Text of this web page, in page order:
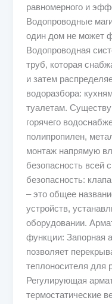
равномерного и
Водопроводные
один дом не может
Водопроводная
труб, которая
и затем
водоразбора:
туалетам.
горячего
полипропилен,
монтаж напрямую
безопасность всей
безопасность:
– это общее
устройств,
оборудовании.
функции: Запорная
позволяет
теплоносителя для
Регулирующая
термостатические